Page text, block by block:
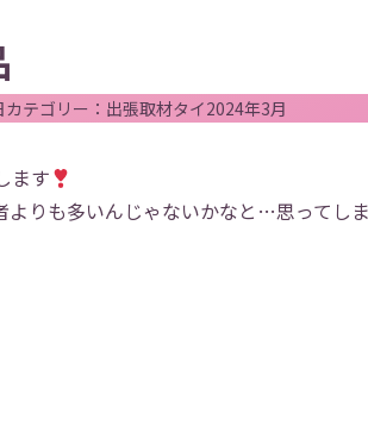
カテゴリー： 出張取材タイ2024年3月
ます
よりも多いんじゃないかなと…思ってし